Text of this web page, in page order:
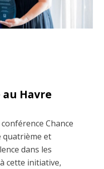
Havre
Chance
quatrième et
dans les
cette initiative,